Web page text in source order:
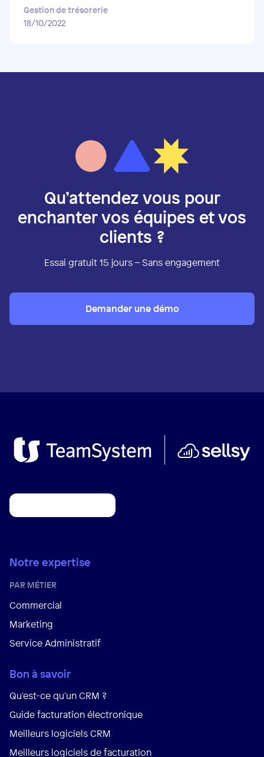
Gestion de trésorerie
18/10/2022
Qu’attendez vous pour
enchanter vos équipes et vos
clients ?
Essai gratuit 15 jours – Sans engagement
Demander une démo
Notre expertise
PAR MÉTIER
Commercial
Marketing
Service Administratif
Bon à savoir
Qu'est-ce qu'un CRM ?
Guide facturation électronique
Meilleurs logiciels CRM
Meilleurs logiciels de facturation